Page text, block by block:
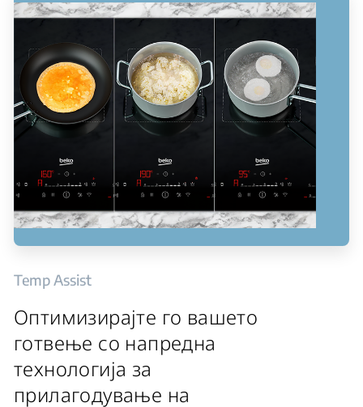
Temp Assist
Оптимизирајте го вашето
готвење со напредна
технологија за
прилагодување на